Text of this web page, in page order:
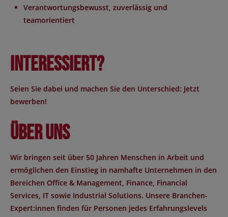
Verantwortungsbewusst, zuverlässig und
teamorientiert
Interessiert?
Seien Sie dabei und machen Sie den Unterschied: Jetzt
bewerben!
Über uns
Wir bringen seit über 50 Jahren Menschen in Arbeit und
ermöglichen den Einstieg in namhafte Unternehmen in den
Bereichen Office & Management, Finance, Financial
Services, IT sowie Industrial Solutions. Unsere Branchen-
Expert:innen finden für Personen jedes Erfahrungslevels